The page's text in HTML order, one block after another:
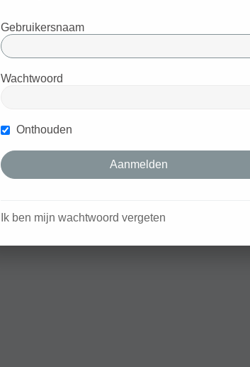
Gebruikersnaam
Wachtwoord
Onthouden
Ik ben mijn wachtwoord vergeten